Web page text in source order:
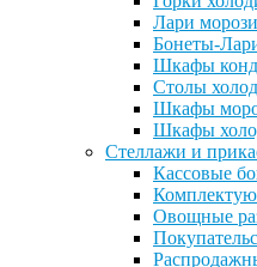
Лари
Бонеты-
Шкафы
Столы
Шкафы
Шкафы
Стеллажи и
Кассовые
Овощные